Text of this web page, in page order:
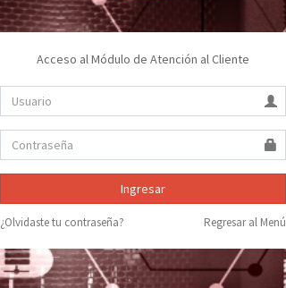
Acceso al Módulo de Atención al Cliente
Ingresar
¿Olvidaste tu contraseña? Regresar al Menú